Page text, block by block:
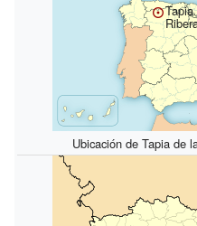
Ubicación de Tapia de